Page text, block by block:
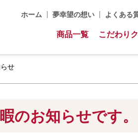
ホーム 夢幸望の想い よくある
商品一覧 こだわり
せ
のお知らせです。